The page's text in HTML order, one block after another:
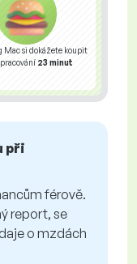
Mac si dokážete koupit
23 minut
při
férově.
report, se
o mzdách